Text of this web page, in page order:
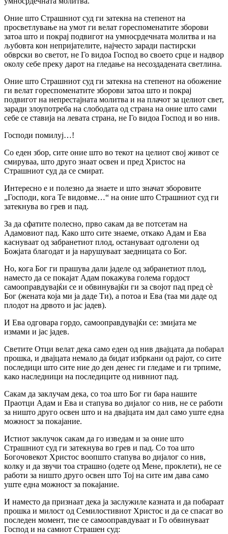
Оние што Страшниот суд ги затекна на степенот на
просветлување на умот ги велат гореспоменатите зборови
затоа што и покрај подвигот на умносрдечната молитва и на
љубовта кон непријателите, најчесто заради пастирски
обврски во светот, не Го видоа Господ во своето срце и надвор
околу себе преку дарот на гледање на несоздадената светлина.
Оние што Страшниот суд ги затекна на степенот на обожение
ги велат гореспоменатите зборови затоа што и покрај
подвигот на непрестајната молитва и на плачот за целиот свет,
заради злоупотреба на слободата од страна на оние што сами
себе се ставија на левата страна, не Го видоа Господ и во нив.
Господи помилуј…!
Со еден збор, сите оние што во текот на целиот свој живот се
смируваа, што друго знаат освен и пред Христос на
Страшниот суд да се смират.
Интересно е и полезно да знаете и што значат зборовите
„Господи, кога Те видовме…“ на оние што Страшниот суд ги
затекнува во грев и пад.
За да сфатите полесно, прво сакам да ве потсетам на
Адамовиот пад. Како што сите знаеме, откако Адам и Ева
каснуваат од забранетиот плод, остануваат одголени од
Божјата благодат и ја нарушуваат заедницата со Бог.
Но, кога Бог ги прашува дали јаделе од забранетиот плод,
наместо да се покајат Адам покажува голема гордост
самооправдувајќи се и обвинувајќи ги за својот пад пред сè
Бог (жената која ми ја даде Ти), а потоа и Ева (таа ми даде од
плодот на дрвото и јас јадев).
И Ева одговара гордо, самооправдувајќи се: змијата ме
измами и јас јадев.
Светите Отци велат дека само еден од нив двајцата да побарал
прошка, и двајцата немало да бидат избркани од рајот, со сите
последици што сите ние до ден денес ги гледаме и ги трпиме,
како наследници на последиците од нивниот пад.
Сакам да заклучам дека, со тоа што Бог ги бара нашите
Праотци Адам и Ева и стапува во дијалог со нив, не се работи
за ништо друго освен што и на двајцата им дал само уште една
можност за покајание.
Истиот заклучок сакам да го изведам и за оние што
Страшниот суд ги затекнува во грев и пад. Со тоа што
Богочовекот Христос воопшто стапува во дијалог со нив,
колку и да звучи тоа страшно (одете од Мене, проклети), не се
работи за ништо друго освен што Тој на сите им дава само
уште една можност за покајание.
И наместо да признаат дека ја заслужиле казната и да побараат
прошка и милост од Семилостивиот Христос и да се спасат во
последен момент, тие се самооправдуваат и Го обвинуваат
Господ и на самиот Страшен суд: